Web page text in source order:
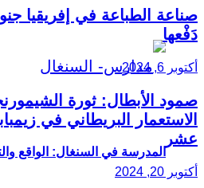
المدرسة في السنغال: الواقع
صناعة الطباعة في إفريقيا
دَفْعها
أكتوبر 6, 2024
صمود الأبطال: ثورة
الاستعمار البريطاني في
عشر
أكتوبر 20, 2024